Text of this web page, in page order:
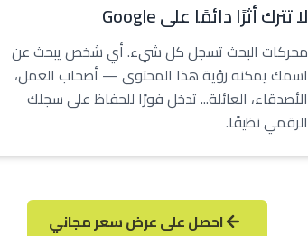
لا تترك أثرًا دائمًا على Google
محركات البحث تسجل كل شيء. أي شخص يبحث عن
اسمك يمكنه رؤية هذا المحتوى — أصحاب العمل،
الأصدقاء، العائلة... تدخل فورًا للحفاظ على سجلك
الرقمي نظيفًا.
احصل على عرض سعر مجاني